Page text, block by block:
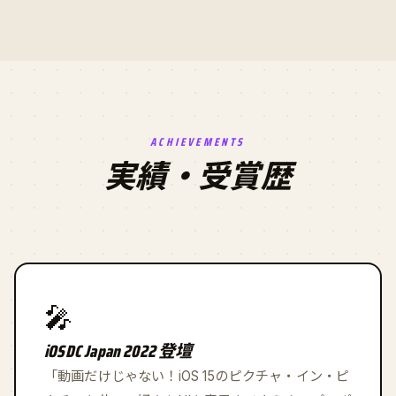
ACHIEVEMENTS
実績・受賞歴
🎤
iOSDC Japan 2022 登壇
「動画だけじゃない！iOS 15のピクチャ・イン・ピ